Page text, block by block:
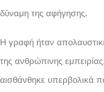
δύναμη της αφήγησης.
Η γραφή ήταν
της ανθρώπινης
αισθάνθηκε υπερβολικά